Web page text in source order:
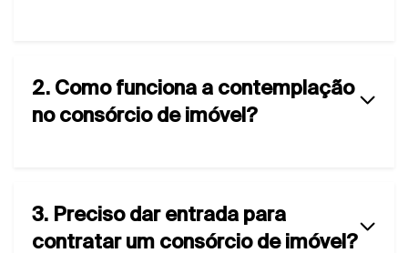
2. Como funciona a contemplação
no consórcio de imóvel?
3. Preciso dar entrada para
contratar um consórcio de imóvel?